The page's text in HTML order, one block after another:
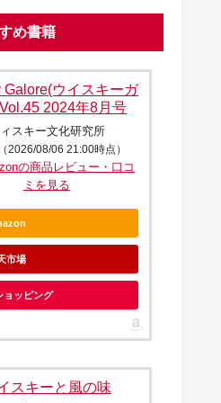
め書籍
Galore(ウイスキーガ
2024年8月号
スキー文化研究所
2026/08/06 21:00時点）
の商品レビュー・口コ
ミを見る
市場
ョッピング
スキーと風の味